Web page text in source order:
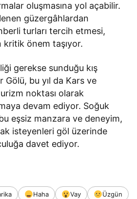
oluşmasına yol açabilir.
güzergâhlardan
turları tercih etmesi,
kritik önem taşıyor.
gerekse sunduğu kış
Gölü, bu yıl da Kars ve
noktası olarak
devam ediyor. Soğuk
eşsiz manzara ve deneyim,
isteyenleri göl üzerinde
davet ediyor.
Haha Vay
Üzgün